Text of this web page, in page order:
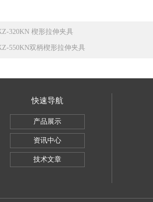
320KN 楔形拉伸夹具
550KN双柄楔形拉伸夹具
SSBC-500
能试验机5KG
动推拉力测试机
快速导航
产品展示
资讯中心
技术文章